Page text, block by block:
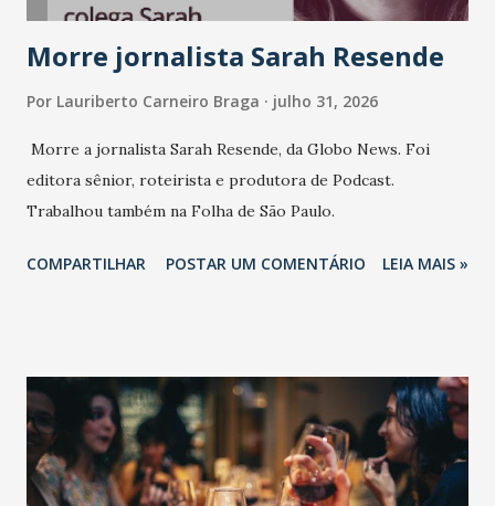
Morre jornalista Sarah Resende
Por Lauriberto Carneiro Braga julho 31, 2026
Morre a jornalista Sarah Resende, da Globo News. Foi
editora sênior, roteirista e produtora de Podcast.
Trabalhou também na Folha de São Paulo.
COMPARTILHAR POSTAR UM COMENTÁRIO LEIA MAIS »